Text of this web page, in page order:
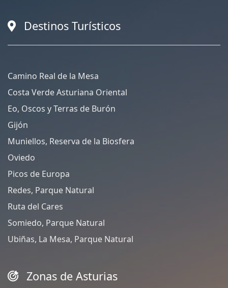
Destinos Turísticos
Camino Real de la Mesa
Costa Verde Asturiana Oriental
Eo, Oscos y Terras de Burón
Gijón
Muniellos, Reserva de la Biosfera
Oviedo
Picos de Europa
Redes, Parque Natural
Ruta del Cares
Somiedo, Parque Natural
Ubiñas, La Mesa, Parque Natural
Zonas de Asturias